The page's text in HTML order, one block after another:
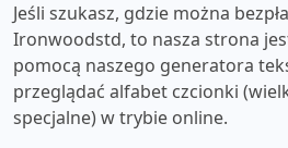
Jeśli szukasz, gdzie można
Ironwoodstd, to nasza strona
pomocą naszego generatora
przeglądać alfabet czcionki
specjalne) w trybie online.